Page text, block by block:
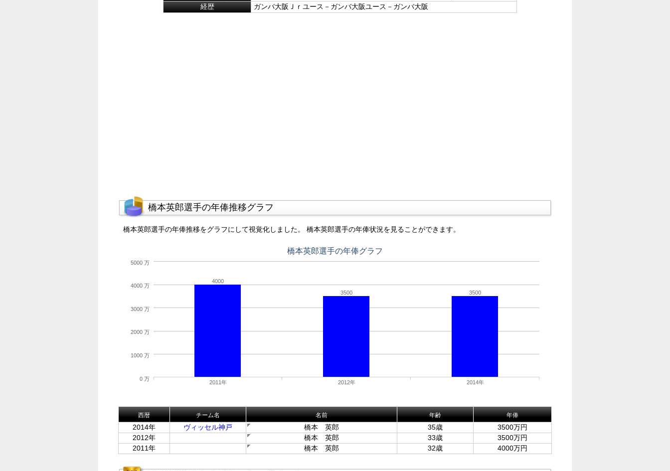
経歴
ガンバ大阪Ｊｒユース－ガンバ大阪ユース－ガンバ大阪
橋本英郎選手の年俸推移グラフ
橋本英郎選手の年俸推移をグラフにして視覚化しました。 橋本英郎選手の年俸状況を見ることができます。
橋本英郎選手の年俸グラフ
4000
3500
3500
2011年 2012年 2014年
0 万
1000 万
2000 万
3000 万
4000 万
5000 万
西暦 チーム名 名前 年齢 年俸
2014年 ヴィッセル神戸 橋本 英郎 35歳
3500万円
2012年
橋本 英郎 33歳
3500万円
2011年
橋本 英郎 32歳 4000万円